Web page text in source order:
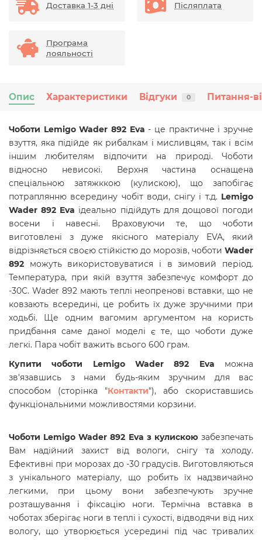
Доставка 1-3 дні Післяплата
Програма
лояльності
Опис Характеристики Відгуки 0 Питання-
Чоботи Lemigo Wader 892 Eva - це практичне і зручне
взуття, яка підійде як рибалкам і мисливцям, так і всім
іншим любителям відпочити на природі. Чоботи
відносно невисокі. Верхня частина оснащена
спеціальною затяжккою (кулискою), що запобігає
потраплянню всередину чобіт води, снігу і т.д. Lemigo
Wader 892 Eva ідеально підійдуть для дощової погоди
восени і навесні. Враховуючи те, що чоботи
виготовлені з дуже якісного матеріалу EVA, який
відрізняється своєю стійкістю до морозів, чоботи Wader
892 можуть використовуватися і в зимовий період.
Температура, при якій взуття забезпечує комфорт до
-30С. Wader 892 мають теплі неопренові вставки, що не
ковзають всередині, це робить їх дуже зручними при
ходьбі. Ще одним вагомим аргументом на користь
придбання саме даної моделі є те, що чоботи дуже
легкі. Пара чобіт важить всього 600 грам.
Купитичоботи Lemigo Wader 892 Eva можна
зв'язавшись з нами будь-яким зручним для вас
способом (сторінка "Контакти"), або скориставшись
функціональними можливостями корзини.
Чоботи Lemigo Wader 892 Eva з кулискоюзабезпечать
Вам надійний захист від вологи, снігу та холоду.
Ефективні при морозах до -30 градусів. Виготовляються
з унікального матеріалу, що робить їх надзвичайно
легкими, при цьому вони забезпечують зручне
розташування і фіксацію ноги. Термічна вставка в
чоботах зберігає ноги в теплі і сухості, відводячи від них
вологу, що утворюється усередині під час тривалих